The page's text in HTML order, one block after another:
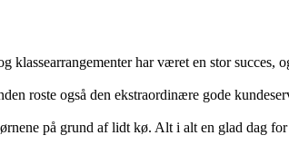
klassearrangementer har været en stor succes,
roste også den ekstraordinære gode
på grund af lidt kø. Alt i alt en glad dag